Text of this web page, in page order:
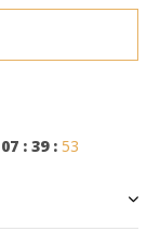
07 : 39 : 53